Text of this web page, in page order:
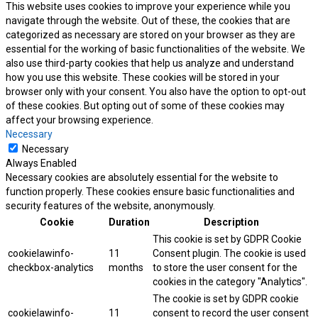
This website uses cookies to improve your experience while you
navigate through the website. Out of these, the cookies that are
categorized as necessary are stored on your browser as they are
essential for the working of basic functionalities of the website. We
also use third-party cookies that help us analyze and understand
how you use this website. These cookies will be stored in your
browser only with your consent. You also have the option to opt-out
of these cookies. But opting out of some of these cookies may
affect your browsing experience.
Necessary
Necessary
Always Enabled
Necessary cookies are absolutely essential for the website to
function properly. These cookies ensure basic functionalities and
security features of the website, anonymously.
Cookie
Duration Description
cookielawinfo-
checkbox-analytics
11
months
This cookie is set by GDPR Cookie
Consent plugin. The cookie is used
to store the user consent for the
cookies in the category "Analytics".
cookielawinfo-
11
The cookie is set by GDPR cookie
consent to record the user consent